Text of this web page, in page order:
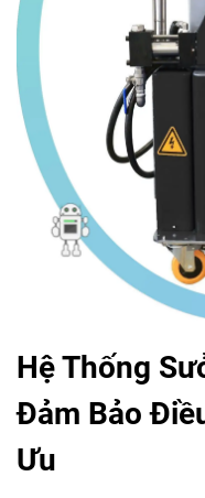
Hệ Thống
Đảm Bảo
Ưu